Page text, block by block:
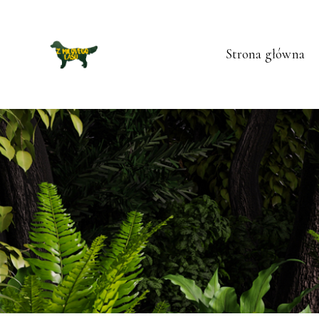
Strona główna